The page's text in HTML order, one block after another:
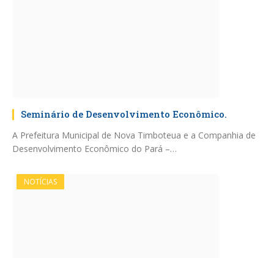
Seminário de Desenvolvimento Econômico.
A Prefeitura Municipal de Nova Timboteua e a Companhia de
Desenvolvimento Econômico do Pará –…
NOTÍCIAS